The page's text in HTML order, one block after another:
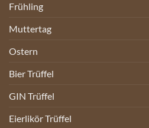
Frühling
Muttertag
Ostern
Bier Trüffel
GIN Trüffel
Eierlikör Trüffel